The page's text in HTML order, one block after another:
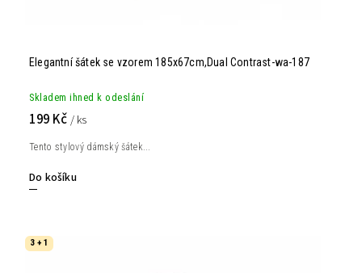
Elegantní šátek se vzorem 185x67cm,Dual Contrast-wa-187
Skladem ihned k odeslání
199 Kč / ks
Do košíku
Tento stylový dámský šátek...
3 + 1